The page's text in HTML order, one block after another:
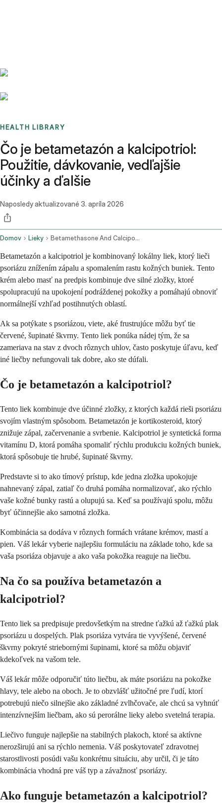
HEALTH LIBRARY
Čo je betametazón a kalcipotriol:
Použitie, dávkovanie, vedľajšie
účinky a ďalšie
Naposledy aktualizované 3. apríla 2026
Domov Lieky Betamethasone And Calcipotriene Topical Application Route
Betametazón a kalcipotriol je kombinovaný lokálny liek, ktorý lieči
psoriázu znížením zápalu a spomalením rastu kožných buniek. Tento
krém alebo masť na predpis kombinuje dve silné zložky, ktoré
spolupracujú na upokojení podráždenej pokožky a pomáhajú obnoviť
normálnejší vzhľad postihnutých oblastí.
Ak sa potýkate s psoriázou, viete, aké frustrujúce môžu byť tie
červené, šupinaté škvrny. Tento liek ponúka nádej tým, že sa
zameriava na stav z dvoch rôznych uhlov, často poskytuje úľavu, keď
iné liečby nefungovali tak dobre, ako ste dúfali.
Čo je betametazón a kalcipotriol?
Tento liek kombinuje dve účinné zložky, z ktorých každá rieši psoriázu
svojím vlastným spôsobom. Betametazón je kortikosteroid, ktorý
znižuje zápal, začervenanie a svrbenie. Kalcipotriol je syntetická forma
vitamínu D, ktorá pomáha spomaliť rýchlu produkciu kožných buniek,
ktorá spôsobuje tie hrubé, šupinaté škvrny.
Predstavte si to ako tímový prístup, kde jedna zložka upokojuje
nahnevaný zápal, zatiaľ čo druhá pomáha normalizovať, ako rýchlo
vaše kožné bunky rastú a olupujú sa. Keď sa používajú spolu, môžu
byť účinnejšie ako samotná zložka.
Kombinácia sa dodáva v rôznych formách vrátane krémov, mastí a
pien. Váš lekár vyberie najlepšiu formuláciu na základe toho, kde sa
vaša psoriáza objavuje a ako vaša pokožka reaguje na liečbu.
Na čo sa používa betametazón a
kalcipotriol?
Tento liek sa predpisuje predovšetkým na stredne ťažkú až ťažkú plak
psoriázu u dospelých. Plak psoriáza vytvára tie vyvýšené, červené
škvrny pokryté striebornými šupinami, ktoré sa môžu objaviť
kdekoľvek na vašom tele.
Váš lekár môže odporučiť túto liečbu, ak máte psoriázu na pokožke
hlavy, tele alebo na oboch. Je to obzvlášť užitočné pre ľudí, ktorí
potrebujú niečo silnejšie ako základné zvlhčovače, ale chcú sa vyhnúť
intenzívnejším liečbam, ako sú perorálne lieky alebo svetelná terapia.
Liečivo funguje najlepšie na stabilných plakoch, ktoré sa aktívne
nerozširujú ani sa rýchlo nemenia. Váš poskytovateľ zdravotnej
starostlivosti posúdi vašu konkrétnu situáciu, aby určil, či je táto
kombinácia vhodná pre váš typ a závažnosť psoriázy.
Ako funguje betametazón a kalcipotriol?